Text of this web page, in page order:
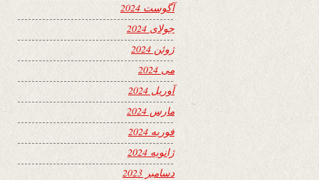
آگوست 2024
جولای 2024
ژوئن 2024
می 2024
آوریل 2024
مارس 2024
فوریه 2024
ژانویه 2024
دسامبر 2023